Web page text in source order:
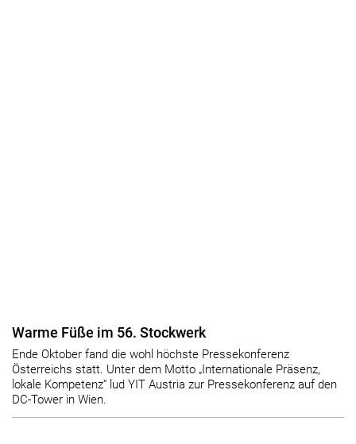
Warme Füße im 56. Stockwerk
Ende Oktober fand die wohl höchste Pressekonferenz
Österreichs statt. Unter dem Motto „Internationale Präsenz,
lokale Kompetenz“ lud YIT Austria zur Pressekonferenz auf den
DC-Tower in Wien.